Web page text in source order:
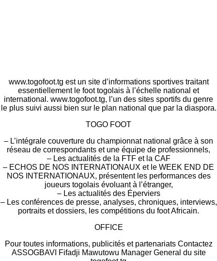
www.togofoot.tg est un site d’informations sportives traitant
essentiellement le foot togolais à l’échelle national et
international. www.togofoot.tg, l’un des sites sportifs du genre
le plus suivi aussi bien sur le plan national que par la diaspora.
TOGO FOOT
– L’intégrale couverture du championnat national grâce à son
réseau de correspondants et une équipe de professionnels,
– Les actualités de la FTF et la CAF
– ECHOS DE NOS INTERNATIONAUX et le WEEK END DE
NOS INTERNATIONAUX, présentent les performances des
joueurs togolais évoluant à l’étranger,
– Les actualités des Éperviers
– Les conférences de presse, analyses, chroniques, interviews,
portraits et dossiers, les compétitions du foot Africain.
OFFICE
Pour toutes informations, publicités et partenariats Contactez
ASSOGBAVI Fifadji Mawutowu Manager General du site